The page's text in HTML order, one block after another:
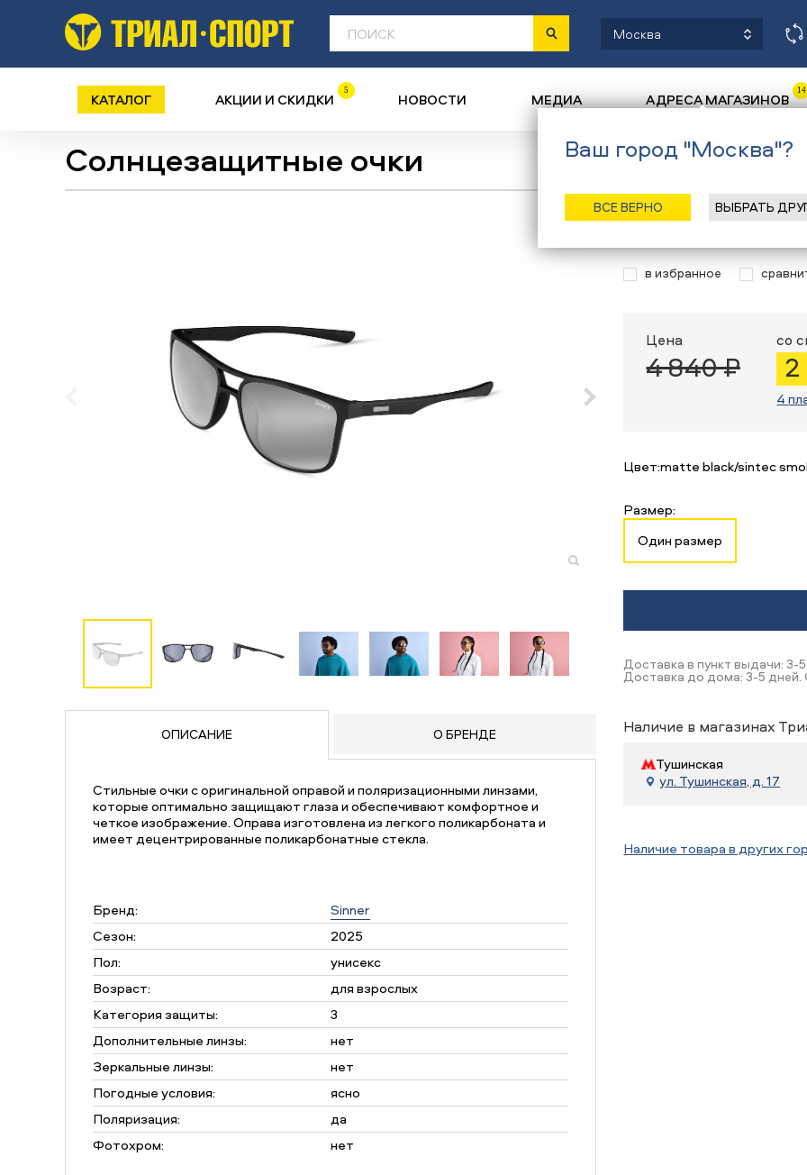
Москва
КАТАЛОГ АКЦИИ И СКИДКИ 5 НОВОСТИ МЕДИА АДРЕСА МАГАЗИНОВ 14
Солнцезащитные очки Назад/Главная
ОПИСАНИЕ О БРЕНДЕ
Стильные очки с оригинальной оправой и поляризационными линзами,
которые оптимально защищают глаза и обеспечивают комфортное и
четкое изображение. Оправа изготовлена из легкого поликарбоната и
имеет децентрированные поликарбонатные стекла.
Бренд:
Sinner
Сезон:
2025
Пол:
унисекс
Возраст:
для взрослых
Категория защиты:
3
Дополнительные линзы:
нет
Зеркальные линзы:
нет
Погодные условия:
ясно
Поляризация:
да
Фотохром:
нет
в избранное
Цена
4 840 ₽
со
4
Цвет:matte black/sintec
Размер:
Один размер
Доставка в пункт выдачи: 3-
Доставка до дома: 3-5 дней.
Наличие в магазинах
Тушинская
ул. Тушинская, д. 17
Наличие товара в других
Ваш город "Москва"?
ВСЕ ВЕРНО ВЫБРАТЬ